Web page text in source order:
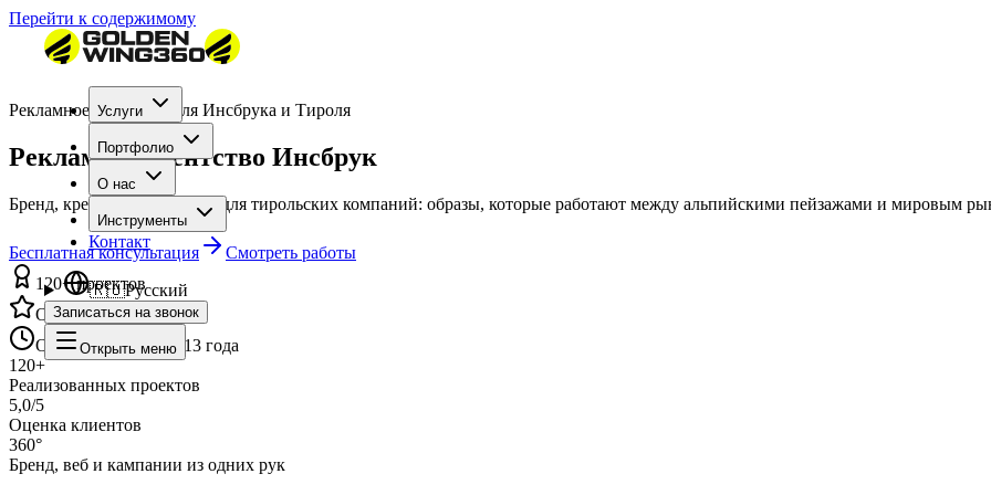
Перейти к содержимому
Услуги
Портфолио
О нас
Инструменты
Контакт
🇷🇺Русский
Записаться на звонок
Открыть меню
Рекламное агентство для Инсбрука и Тироля
Рекламное агентство Инсбрук
Бренд, креатив и кампании для тирольских компаний: образы, которые работают между альпийскими пейзажами и мировым
Бесплатная консультация
Смотреть работы
120+ проектов
Оценка 5,0/5
Опыт команды с 2013 года
120+
Реализованных проектов
5,0/5
Оценка клиентов
360°
Бренд, веб и кампании из одних рук